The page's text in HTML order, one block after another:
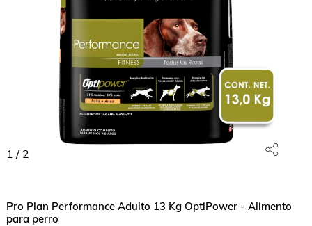
1 / 2
Pro Plan Performance Adulto 13 Kg OptiPower - Alimento
para perro